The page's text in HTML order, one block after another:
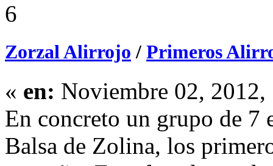
6
Zorzal Alirrojo / Primeros
« en: Noviembre 02,
En concreto un grupo de 7
Balsa de Zolina, los